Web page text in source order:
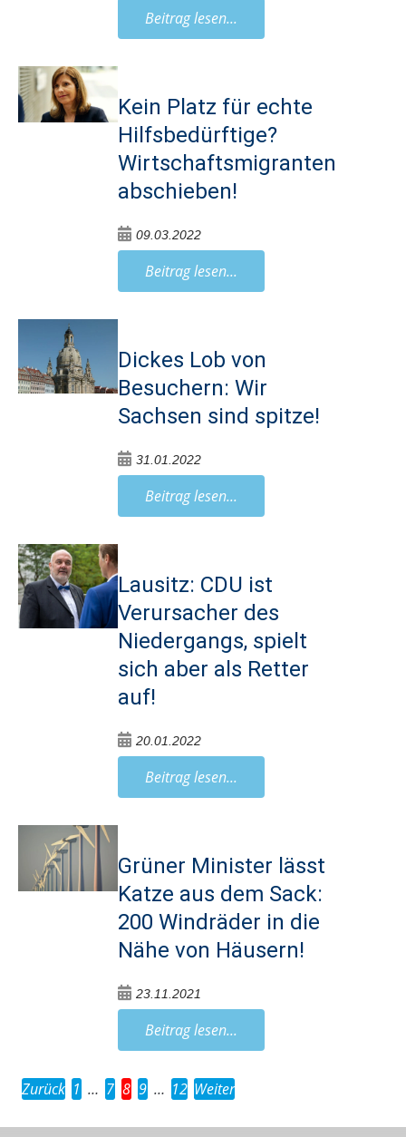
Beitrag lesen...
Kein Platz für echte
Hilfsbedürftige?
Wirtschaftsmigranten
abschieben!
09.03.2022
Beitrag lesen...
Dickes Lob von
Besuchern: Wir
Sachsen sind spitze!
31.01.2022
Beitrag lesen...
Lausitz: CDU ist
Verursacher des
Niedergangs, spielt
sich aber als Retter
auf!
20.01.2022
Beitrag lesen...
Grüner Minister lässt
Katze aus dem Sack:
200 Windräder in die
Nähe von Häusern!
23.11.2021
Beitrag lesen...
Zurück 1 … 7 8 9 … 12 Weiter